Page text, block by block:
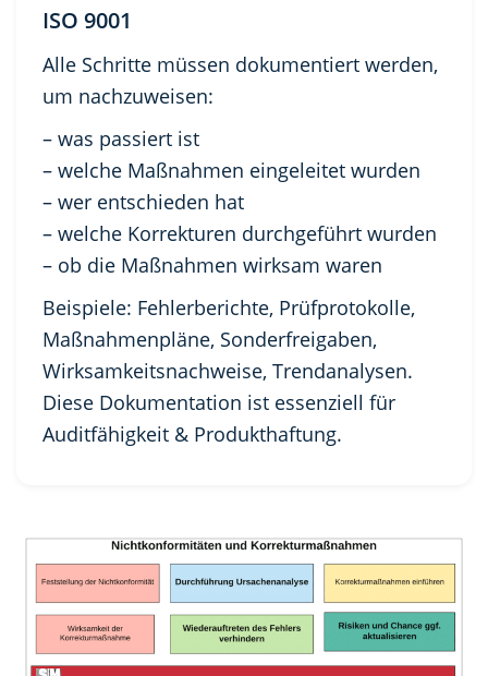
ISO 9001
Alle Schritte müssen dokumentiert werden,
um nachzuweisen:
– was passiert ist
– welche Maßnahmen eingeleitet wurden
– wer entschieden hat
– welche Korrekturen durchgeführt wurden
– ob die Maßnahmen wirksam waren
Beispiele: Fehlerberichte, Prüfprotokolle,
Maßnahmenpläne, Sonderfreigaben,
Wirksamkeitsnachweise, Trendanalysen.
Diese Dokumentation ist essenziell für
Auditfähigkeit & Produkthaftung.